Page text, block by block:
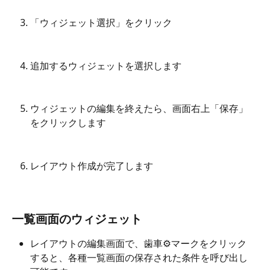
「ウィジェット選択」をクリック
追加するウィジェットを選択します
ウィジェットの編集を終えたら、画面右上「保存」
をクリックします
レイアウト作成が完了します
一覧画面のウィジェット
レイアウトの編集画面で、歯車⚙マークをクリック
すると、各種一覧画面の保存された条件を呼び出し